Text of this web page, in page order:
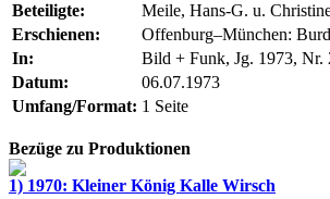
Beteiligte:
Meile, Hans-G. u.
Erschienen:
Offenburg–München:
In:
Bild + Funk, Jg. 1973, Nr.
Datum:
06.07.1973
Umfang/Format: 1 Seite
Bezüge zu Produktionen
1) 1970: Kleiner König Kalle Wirsch